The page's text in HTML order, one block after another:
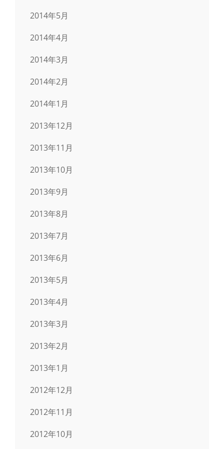
2014年5月
2014年4月
2014年3月
2014年2月
2014年1月
2013年12月
2013年11月
2013年10月
2013年9月
2013年8月
2013年7月
2013年6月
2013年5月
2013年4月
2013年3月
2013年2月
2013年1月
2012年12月
2012年11月
2012年10月